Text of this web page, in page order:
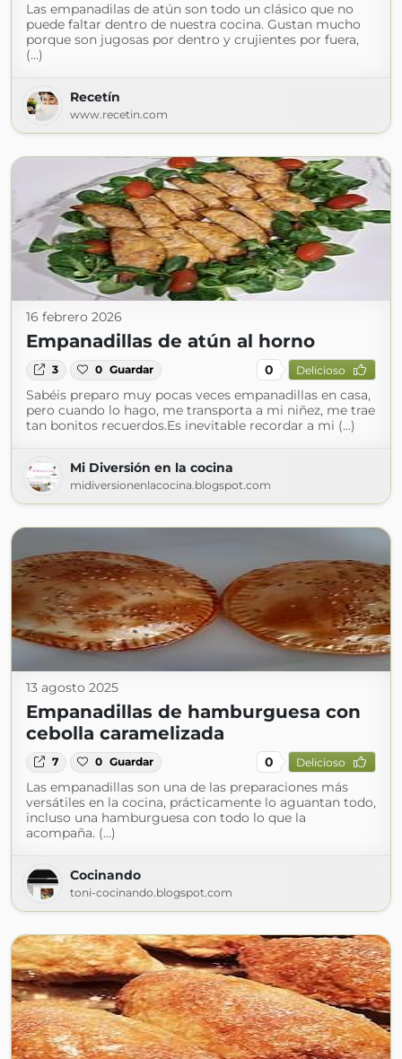
Las empanadilas de atún son todo un clásico que no
puede faltar dentro de nuestra cocina. Gustan mucho
porque son jugosas por dentro y crujientes por fuera,
(...)
Recetín
www.recetin.com
16 febrero 2026
Empanadillas de atún al horno
3 0 Guardar 0 Delicioso
Sabéis preparo muy pocas veces empanadillas en casa,
pero cuando lo hago, me transporta a mi niñez, me trae
tan bonitos recuerdos.Es inevitable recordar a mi (...)
Mi Diversión en la cocina
midiversionenlacocina.blogspot.com
13 agosto 2025
Empanadillas de hamburguesa con
cebolla caramelizada
7 0 Guardar 0 Delicioso
Las empanadillas son una de las preparaciones más
versátiles en la cocina, prácticamente lo aguantan todo,
incluso una hamburguesa con todo lo que la
acompaña. (...)
Cocinando
toni-cocinando.blogspot.com